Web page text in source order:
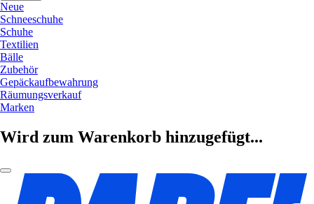
Neue
Schneeschuhe
Schuhe
Textilien
Bälle
Zubehör
Gepäckaufbewahrung
Räumungsverkauf
Marken
Wird zum Warenkorb hinzugefügt...